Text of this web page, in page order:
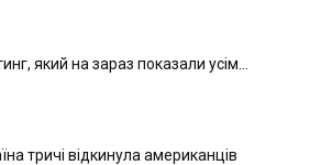
який на зараз показали усім...
тричі відкинула американців